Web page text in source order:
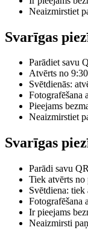
Neaizmirstiet
Svarīgas
Parādiet savu
Atvērts no
Svētdienās:
Fotografēšana
Pieejams
Neaizmirstiet
Svarīgas
Parādi savu
Tiek atvērts
Svētdiena:
Fotografēšana
Ir pieejams
Neaizmirsti